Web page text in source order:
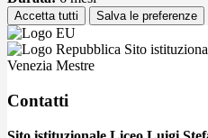
Accetta tutti Salva le preferenze
Sito
Venezia Mestre
Contatti